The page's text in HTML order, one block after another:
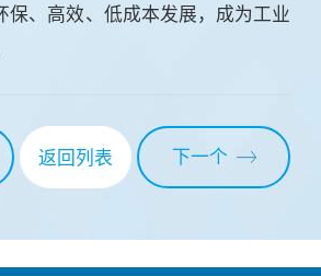
保、高效、低成本发展，成为工业
返回列表 下一个